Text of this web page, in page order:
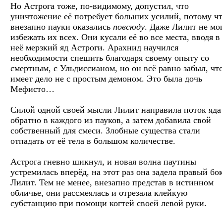
Но Астрога тоже, по-видимому, допустил, что
уничтожение её потребует больших усилий, потому
внезапно пауки оказались повсюду. Даже Лилит не
избежать их всех. Они кусали её во все места, вводя в
неё мерзкий яд Астроги. Арахнид научился
необходимости спешить благодаря своему опыту со
смертным, с Ульдиссианом, но он всё равно забыл,
имеет дело не с простым демоном. Это была дочь
Мефисто…
Силой одной своей мысли Лилит направила поток яда
обратно в каждого из пауков, а затем добавила свой
собственный для смеси. Злобные существа стали
отпадать от её тела в большом количестве.
Астрога гневно шикнул, и новая волна паутины
устремилась вперёд, на этот раз она задела правый
Лилит. Тем не менее, внезапно представ в истинном
обличье, они рассмеялась и отрезала клейкую
субстанцию при помощи когтей своей левой руки.